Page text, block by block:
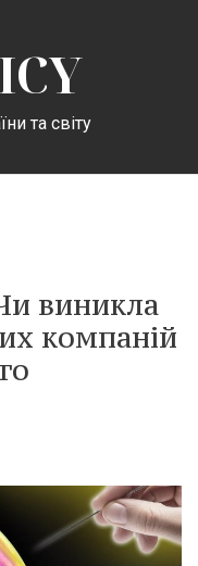
та світу
виникла
компаній